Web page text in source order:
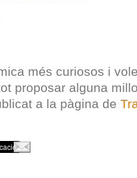
més curiosos i
proposar alguna
a la pàgina de